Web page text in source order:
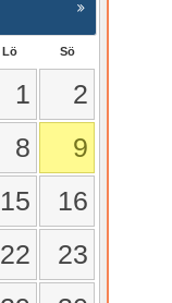
Lö Sö
1
2
8
9
15
16
22
23